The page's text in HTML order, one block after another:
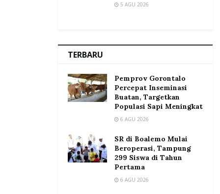
5 AGU 2026
TERBARU
Pemprov Gorontalo
Percepat Inseminasi
Buatan, Targetkan
Populasi Sapi Meningkat
6 AGU 2026
SR di Boalemo Mulai
Beroperasi, Tampung
299 Siswa di Tahun
Pertama
6 AGU 2026